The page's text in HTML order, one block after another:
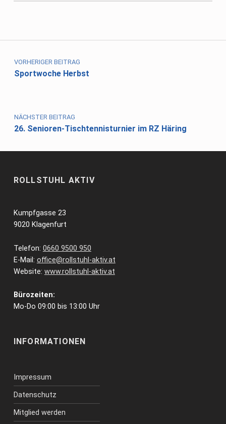
Beitragsnavigation
VORHERIGER BEITRAG
Sportwoche Herbst
NÄCHSTER BEITRAG
26. Senioren-Tischtennisturnier im RZ Häring
ROLLSTUHL AKTIV
Kumpfgasse 23
9020 Klagenfurt
Telefon: 0660 9500 950
E-Mail: office@rollstuhl-aktiv.at
Website: www.rollstuhl-aktiv.at
Bürozeiten:
Mo-Do 09:00 bis 13:00 Uhr
INFORMATIONEN
Impressum
Datenschutz
Mitglied werden